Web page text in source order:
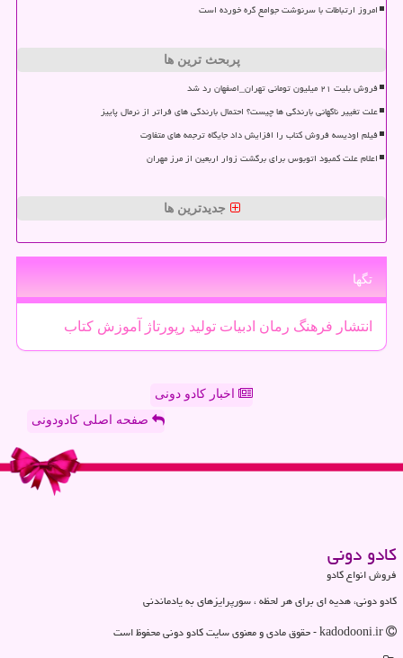
امروز ارتباطات با سرنوشت جوامع گره خورده است
پربحث ترین ها
فروش بلیت ۲۱ میلیون تومانی تهران_اصفهان رد شد
علت تغییر ناگهانی بارندگی ها چیست؟ احتمال بارندگی های فراتر از نرمال پاییز
فیلم اودیسه فروش کتاب را افزایش داد جایگاه ترجمه های متفاوت
اعلام علت کمبود اتوبوس برای برگشت زوار اربعین از مرز مهران
جدیدترین ها
تگها
انتشار فرهنگ رمان ادبیات تولید رپورتاژ آموزش كتاب
اخبار کادو دونی
صفحه اصلی کادودونی
كادو دونی
فروش انواع کادو
کادو دونی، هدیه ای برای هر لحظه ، سورپرایزهای به یادماندنی